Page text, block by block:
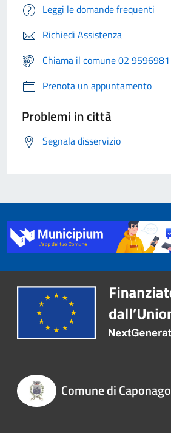
Leggi le domande frequenti
Richiedi Assistenza
Chiama il comune 02 9596981
Prenota un appuntamento
Problemi in città
Segnala disservizio
Comune di Caponago